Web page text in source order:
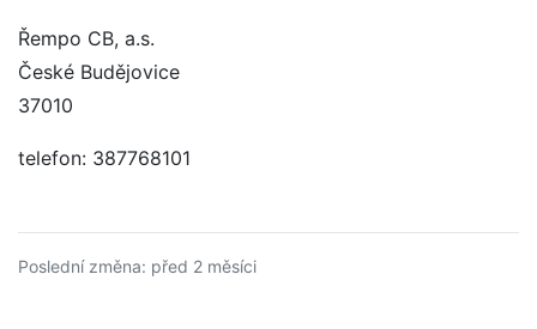
Řempo CB, a.s.
České Budějovice
37010
telefon: 387768101
Poslední změna: před 2 měsíci